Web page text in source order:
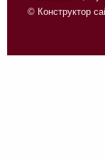
© Конструктор